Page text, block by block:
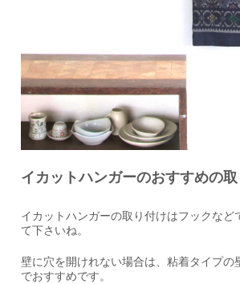
イカットハンガーのおすすめの
イカットハンガーの取り付けはフックなど
て下さいね。
壁に穴を開けれない場合は、粘着タイプの
でおすすめです。